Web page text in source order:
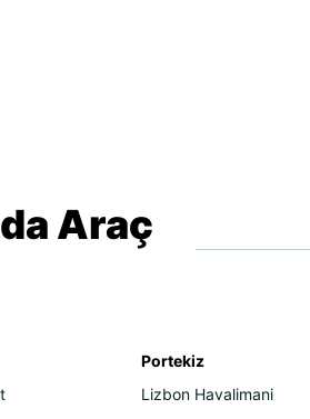
Araç
Portekiz
Lizbon Havalimani